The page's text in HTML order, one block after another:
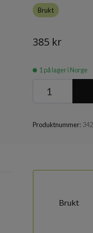
Brukt
385 kr
1 på lager i Norge
Produktnummer:
Brukt